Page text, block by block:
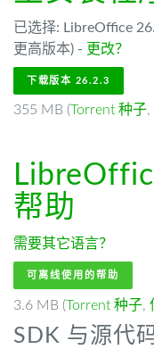
已选择: LibreOffice
更高版本) - 更改？
下载版本 26.2.3
355 MB (Torrent 种子,
帮助
需要其它语言？
可离线使用的帮助
3.6 MB (Torrent 种子,
SDK 与源代